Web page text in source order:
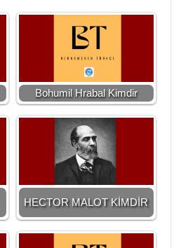
Bohumil Hrabal Kimdir
HECTOR MALOT KİMDİR